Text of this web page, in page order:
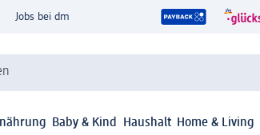
Jobs bei dm
Baby & Kind Haushalt Home & Living